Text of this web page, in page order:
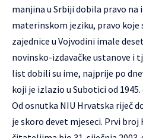
manjina u Srbiji dobila pravo
materinskom jeziku, pravo koje
zajednice u Vojvodini imale
novinsko-izdavačke ustanove i
list dobili su ime, najprije po
koji je izlazio u Subotici od 1945.
Od osnutka NIU Hrvatska riječ
je skoro devet mjeseci. Prvi broj